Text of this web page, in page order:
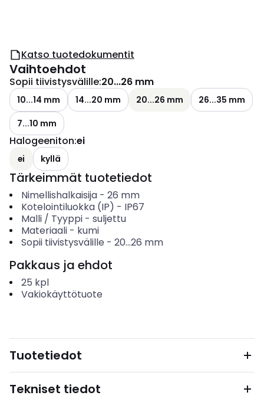
Katso tuotedokumentit
Vaihtoehdot
Sopii tiivistysvälille:20...26 mm
10...14 mm 14...20 mm 20...26 mm
26...35 mm
7...10 mm
Halogeeniton:ei
ei kyllä
Tärkeimmät tuotetiedot
Nimellishalkaisija- 26 mm
Kotelointiluokka (IP) - IP67
Malli / Tyyppi- suljettu
Materiaali- kumi
Sopii tiivistysvälille - 20...26 mm
Pakkaus ja ehdot
25 kpl
Vakiokäyttötuote
Tuotetiedot
Tekniset tiedot